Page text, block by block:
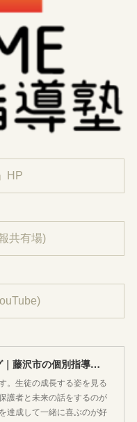
HP
共有場)
「第二の家」ブログ｜藤沢市の個別指導塾のお話
。生徒の成長する姿を見る
護者と未来の話をするのが
達成して一緒に喜ぶのが好